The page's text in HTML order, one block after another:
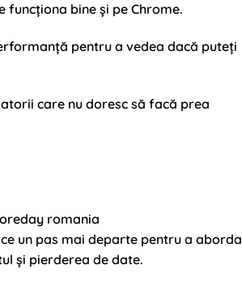
funcționa bine și pe Chrome.
pentru a vedea dacă puteți
care nu doresc să facă prea
un pas mai departe pentru a aborda
și pierderea de date.